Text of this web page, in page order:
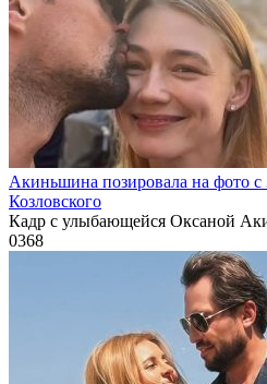
Акиньшина позировала на фото
Козловского
Кадр с улыбающейся Оксаной
0368